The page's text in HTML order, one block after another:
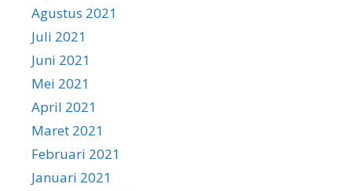
Agustus 2021
Juli 2021
Juni 2021
Mei 2021
April 2021
Maret 2021
Februari 2021
Januari 2021